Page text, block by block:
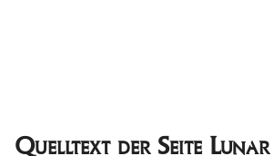
Quelltext der Seite Lunar